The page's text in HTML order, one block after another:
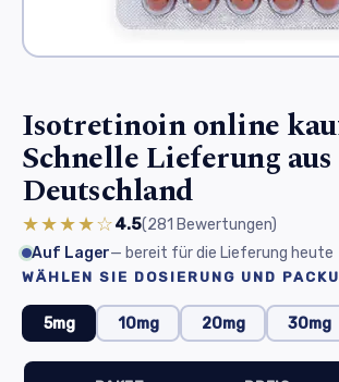
Isotretinoin online
Schnelle Lieferung aus
Deutschland
★★★★☆4.5(281 Bewertungen)
Auf Lager— bereit für die Lieferung heute
WÄHLEN SIE DOSIERUNG UND
5mg 10mg 20mg 30mg